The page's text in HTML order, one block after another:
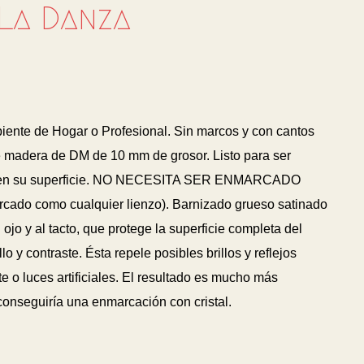
Danza
de Hogar o Profesional. Sin marcos y con cantos
de DM de 10 mm de grosor. Listo para ser
su superficie. NO NECESITA SER ENMARCADO
como cualquier lienzo). Barnizado grueso satinado
y al tacto, que protege la superficie completa del
y contraste. Ésta repele posibles brillos y reflejos
o luces artificiales. El resultado es mucho más
una enmarcación con cristal.